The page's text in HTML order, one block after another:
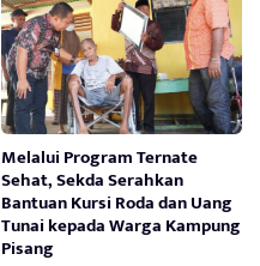
Melalui Program Ternate
Sehat, Sekda Serahkan
Bantuan Kursi Roda dan Uang
Tunai kepada Warga Kampung
Pisang